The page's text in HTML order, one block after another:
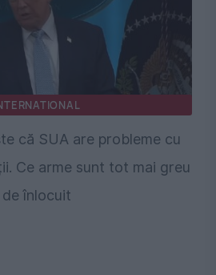
că SUA are probleme cu
Ce arme sunt tot mai greu
de înlocuit